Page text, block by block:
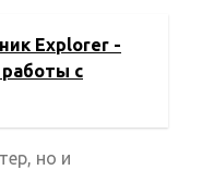
Explorer -
с
но и